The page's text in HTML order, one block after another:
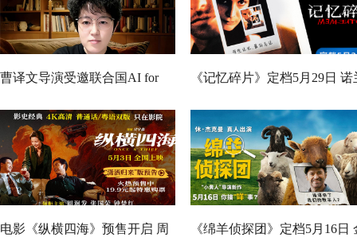
曹译文导演受邀联合国AI for
Good全球峰会 以AI影像传递向
善力量
《记忆碎片》定档5月29日 诺
神作IMAX首次量身定制
电影《纵横四海》预售开启 周 《绵羊侦探团》定档5月16日